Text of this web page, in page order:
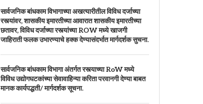
सार्वजनिक बांधकाम विभागाच्या अखत्यारीतील विविध दर्जाच्या
रस्त्यांवर, शासकीय इमारतीच्या आवारात शासकीय इमारतीच्या
छतावर, विविध दर्जाच्या रस्त्यांच्या ROW मध्ये खाजगी
जाहिराती फलक उभारण्याचे हक्क देण्यासंदर्भात मार्गदर्शक सुचना.
सार्वजनिक बांधकाम विभागा अंतर्गत रस्त्याच्या RoW मध्ये
विविध उद्योगघटकांच्या सेवावाहिन्या करिता परवानगी देण्या बाबत
मानक कार्यपद्धती/ मार्गदर्शक सूचना.